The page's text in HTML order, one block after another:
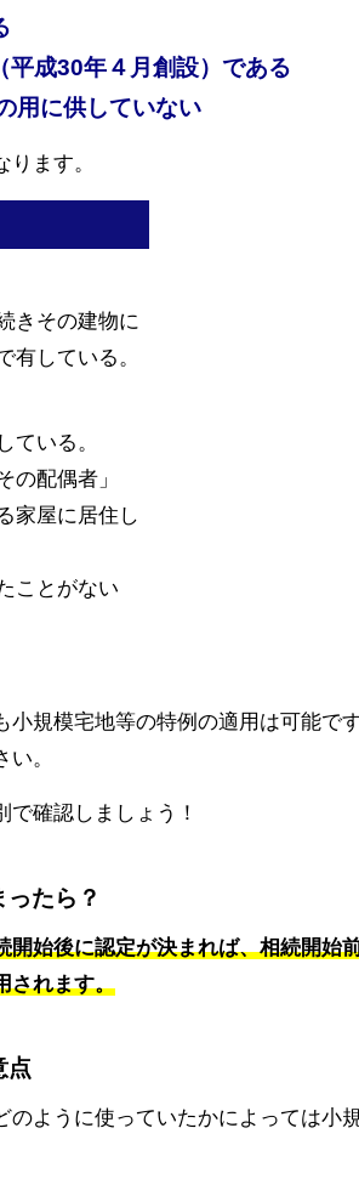
成30年４月創設）である
用に供していない
ます。
きその建物に
有している。
ている。
の配偶者」
家屋に居住し
ことがない
小規模宅地等の特例の適用は可能で
。
確認しましょう！
たら？
開始後に認定が決まれば、相続開始
されます。
点
ように使っていたかによっては小